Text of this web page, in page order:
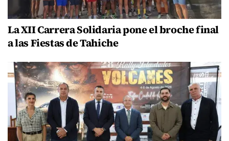
La XII Carrera Solidaria pone el broche final
a las Fiestas de Tahiche